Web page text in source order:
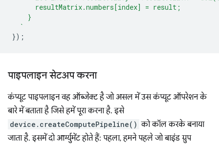
      resultMatrix.numbers[index] = result;
    }
  `
});
पाइपलाइन सेटअप करना
कंप्यूट पाइपलाइन वह ऑब्जेक्ट है जो असल में उस कंप्यूट ऑपरेशन के
बारे में बताता है जिसे हमें पूरा करना है. इसे
device.createComputePipeline() को कॉल करके बनाया
जाता है. इसमें दो आर्ग्युमेंट होते हैं: पहला, हमने पहले जो बाइंड ग्रुप